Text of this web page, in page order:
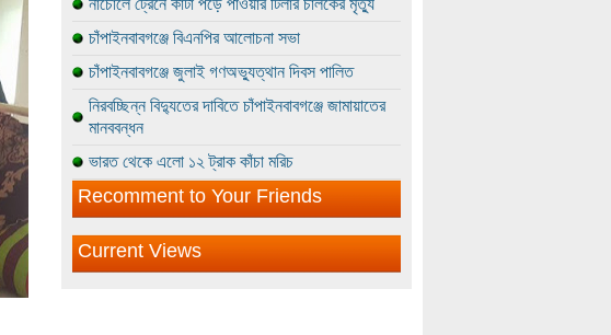
নাচোলে ট্রেনে কাটা পড়ে পাওয়ার টিলার চালকের মৃত্যু
চাঁপাইনবাবগঞ্জে বিএনপির আলোচনা সভা
চাঁপাইনবাবগঞ্জে জুলাই গণঅভ্যুত্থান দিবস পালিত
নিরবচ্ছিন্ন বিদ্যুতের দাবিতে চাঁপাইনবাবগঞ্জে জামায়াতের
মানববন্ধন
ভারত থেকে এলো ১২ ট্রাক কাঁচা মরিচ
Recomment to Your Friends
Current Views